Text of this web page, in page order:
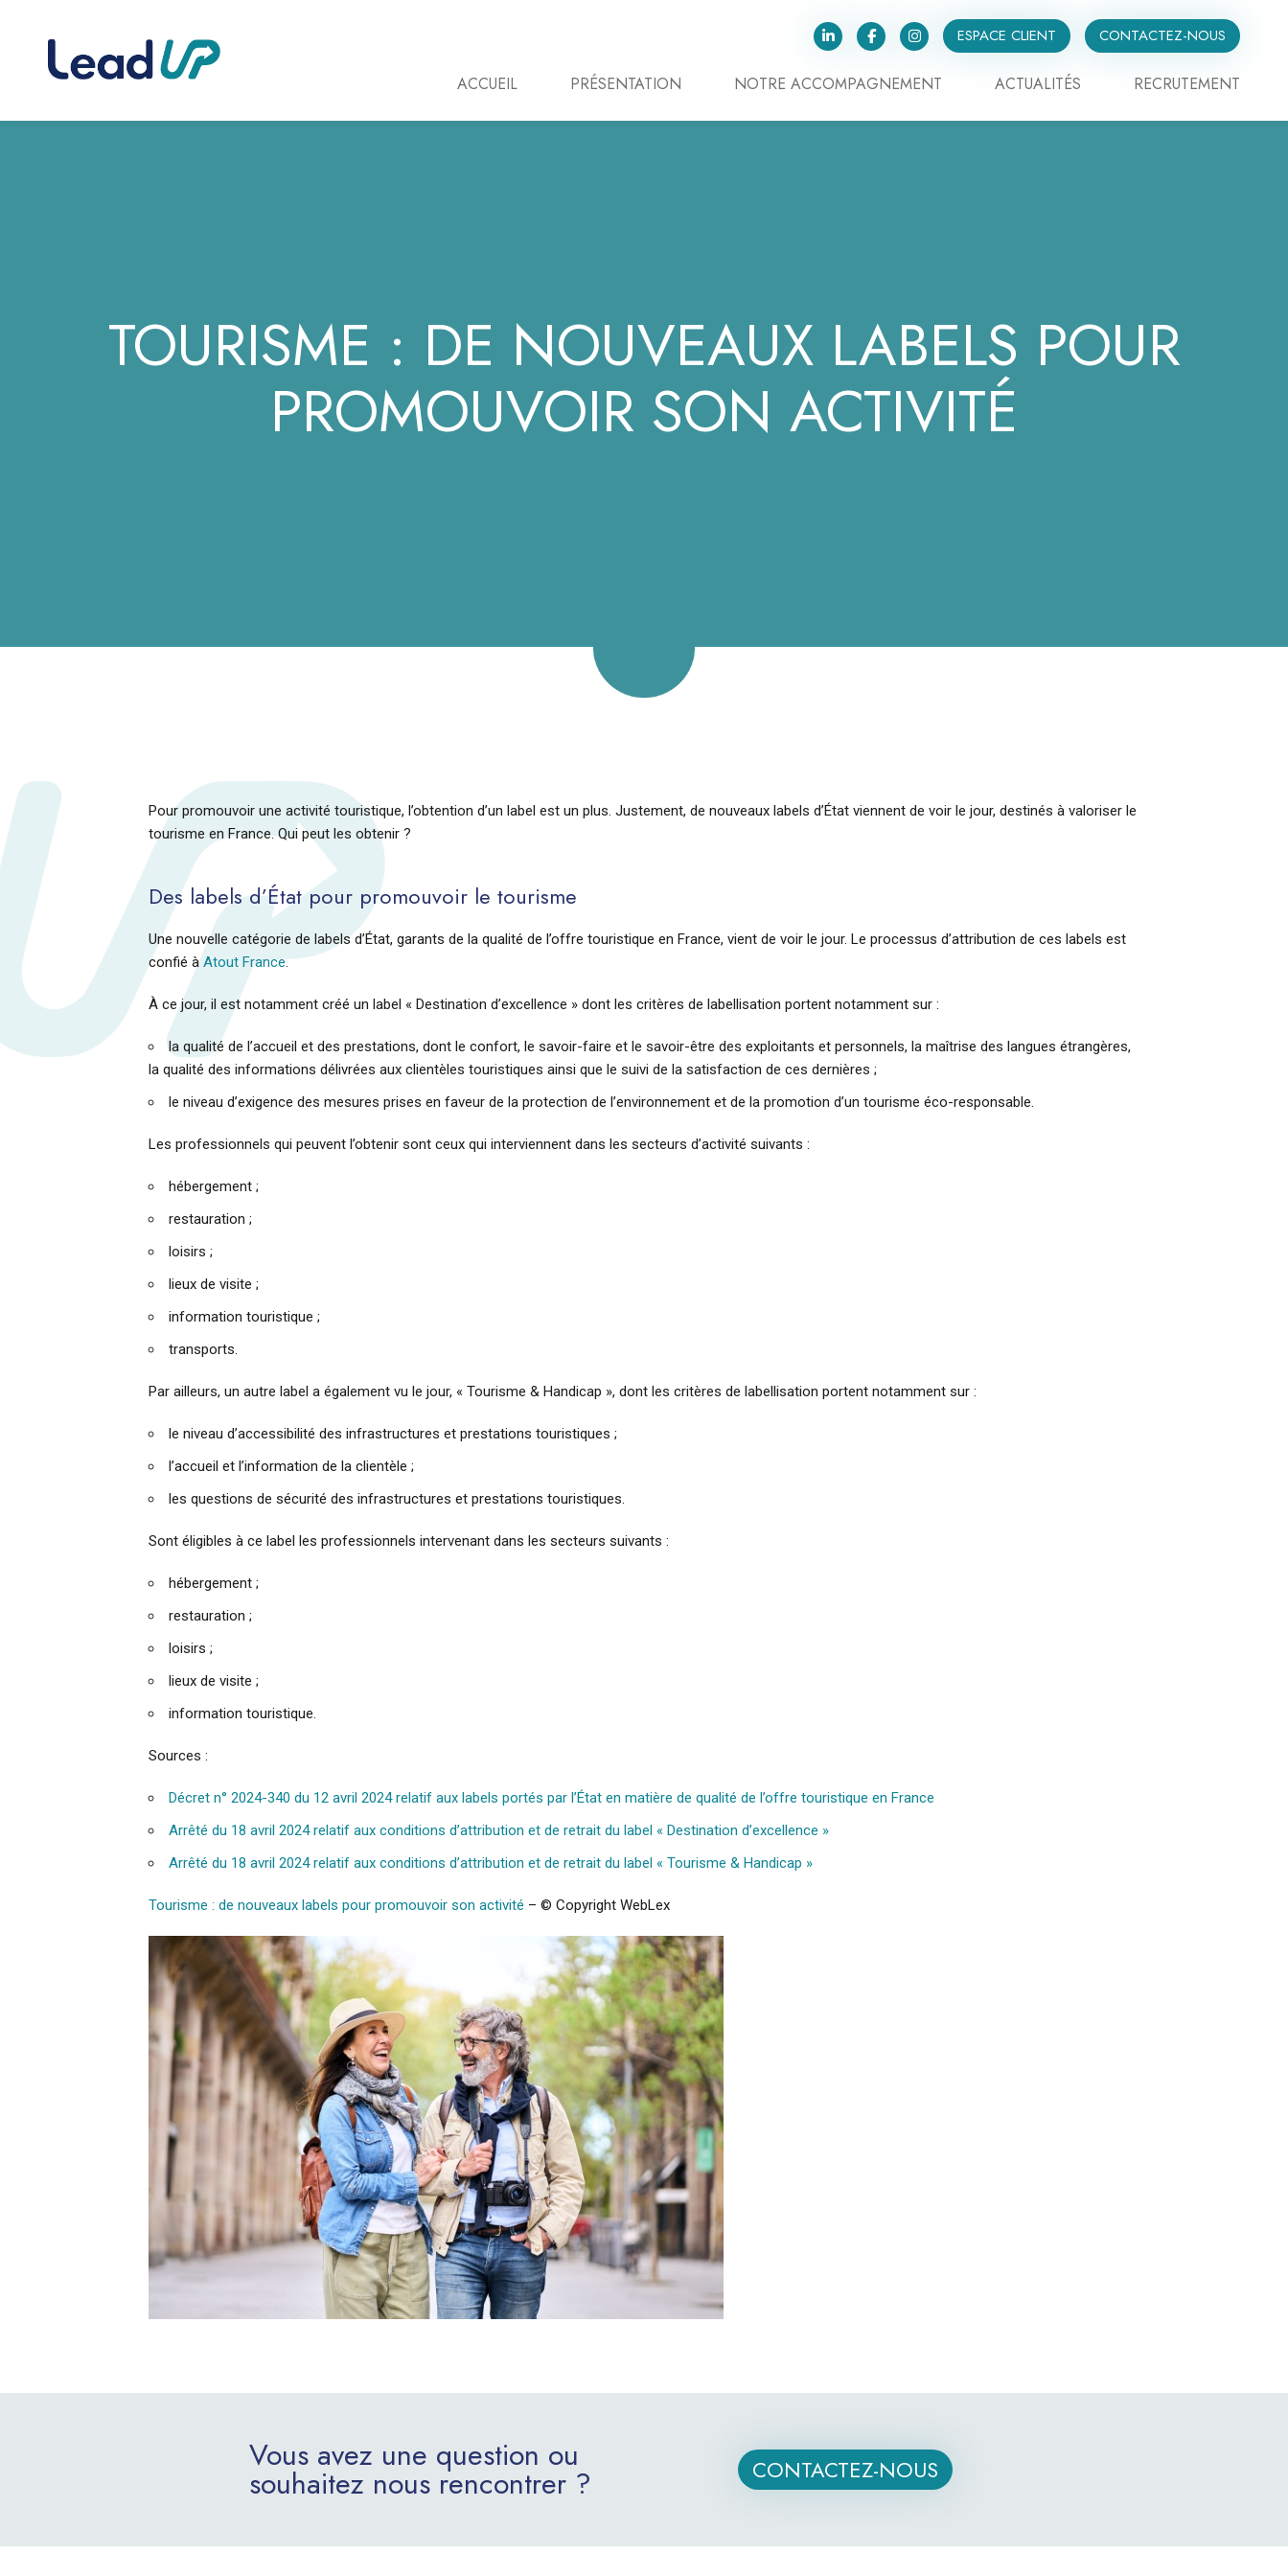
ESPACE CLIENT CONTACTEZ-NOUS
ACCUEIL PRÉSENTATION NOTRE ACCOMPAGNEMENT ACTUALITÉS RECRUTEMENT
TOURISME : DE NOUVEAUX LABELS POUR
PROMOUVOIR SON ACTIVITÉ
Pour promouvoir une activité touristique, l’obtention d’un label est un plus. Justement, de nouveaux labels d’État viennent de voir le jour, destinés à valoriser le
tourisme en France. Qui peut les obtenir ?
Des labels d’État pour promouvoir le tourisme
Une nouvelle catégorie de labels d’État, garants de la qualité de l’offre touristique en France, vient de voir le jour. Le processus d’attribution de ces labels est
confié àAtout France.
À ce jour, il est notamment créé un label « Destination d’excellence » dont les critères de labellisation portent notamment sur :
la qualité de l’accueil et des prestations, dont le confort, le savoir-faire et le savoir-être des exploitants et personnels, la maîtrise des langues étrangères,
la qualité des informations délivrées aux clientèles touristiques ainsi que le suivi de la satisfaction de ces dernières ;
le niveau d’exigence des mesures prises en faveur de la protection de l’environnement et de la promotion d’un tourisme éco-responsable.
Les professionnels qui peuvent l’obtenir sont ceux qui interviennent dans les secteurs d’activité suivants :
hébergement ;
restauration ;
loisirs ;
lieux de visite ;
information touristique ;
transports.
Par ailleurs, un autre label a également vu le jour, « Tourisme & Handicap », dont les critères de labellisation portent notamment sur :
le niveau d’accessibilité des infrastructures et prestations touristiques ;
l’accueil et l’information de la clientèle ;
les questions de sécurité des infrastructures et prestations touristiques.
Sont éligibles à ce label les professionnels intervenant dans les secteurs suivants :
hébergement ;
restauration ;
loisirs ;
lieux de visite ;
information touristique.
Sources :
Décret n° 2024-340 du 12 avril 2024 relatif aux labels portés par l’État en matière de qualité de l’offre touristique en France
Arrêté du 18 avril 2024 relatif aux conditions d’attribution et de retrait du label « Destination d’excellence »
Arrêté du 18 avril 2024 relatif aux conditions d’attribution et de retrait du label « Tourisme & Handicap »
Tourisme : de nouveaux labels pour promouvoir son activité – © Copyright WebLex
Vous avez une question ou
souhaitez nous rencontrer ? CONTACTEZ-NOUS